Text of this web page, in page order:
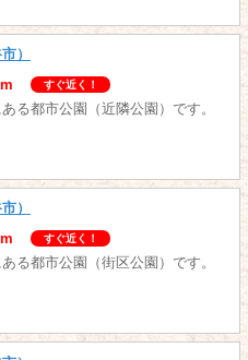
）
すぐ近く！
る都市公園（近隣公園）です。
）
すぐ近く！
る都市公園（街区公園）です。